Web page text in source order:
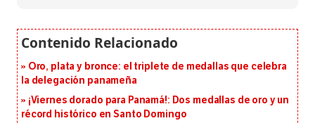
Oro, plata y bronce: el triplete de medallas que celebra
la delegación panameña
¡Viernes dorado para Panamá!: Dos medallas de oro y un
récord histórico en Santo Domingo